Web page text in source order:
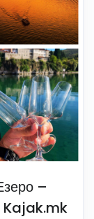
–
Kajak.mk